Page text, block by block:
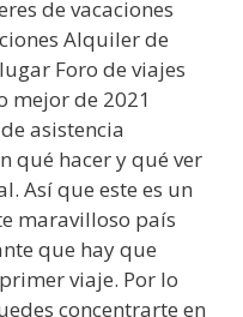
de vacaciones
Alquiler de
Foro de viajes
mejor de 2021
asistencia
qué hacer y qué ver
Así que este es un
maravilloso país
que hay que
viaje. Por lo
concentrarte en